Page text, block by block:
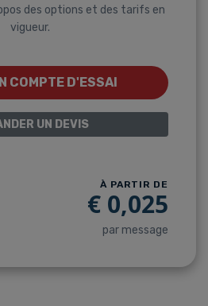
des options et des tarifs en
vigueur.
COMPTE D'ESSAI
UN DEVIS
À PARTIR DE
€ 0,025
par message